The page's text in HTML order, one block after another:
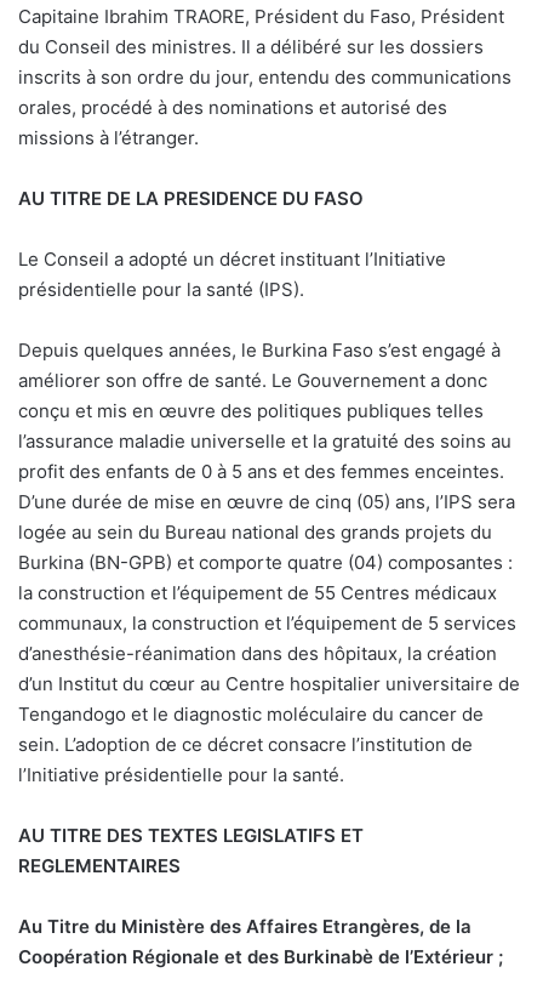
Capitaine Ibrahim TRAORE, Président du Faso, Président
du Conseil des ministres. Il a délibéré sur les dossiers
inscrits à son ordre du jour, entendu des communications
orales, procédé à des nominations et autorisé des
missions à l’étranger.
AU TITRE DE LA PRESIDENCE DU FASO
Le Conseil a adopté un décret instituant l’Initiative
présidentielle pour la santé (IPS).
Depuis quelques années, le Burkina Faso s’est engagé à
améliorer son offre de santé. Le Gouvernement a donc
conçu et mis en œuvre des politiques publiques telles
l’assurance maladie universelle et la gratuité des soins au
profit des enfants de 0 à 5 ans et des femmes enceintes.
D’une durée de mise en œuvre de cinq (05) ans, l’IPS sera
logée au sein du Bureau national des grands projets du
Burkina (BN-GPB) et comporte quatre (04) composantes :
la construction et l’équipement de 55 Centres médicaux
communaux, la construction et l’équipement de 5 services
d’anesthésie-réanimation dans des hôpitaux, la création
d’un Institut du cœur au Centre hospitalier universitaire de
Tengandogo et le diagnostic moléculaire du cancer de
sein. L’adoption de ce décret consacre l’institution de
l’Initiative présidentielle pour la santé.
AU TITRE DES TEXTES LEGISLATIFS ET
REGLEMENTAIRES
Au Titre du Ministère des Affaires Etrangères, de la
Coopération Régionale et des Burkinabè de l’Extérieur ;